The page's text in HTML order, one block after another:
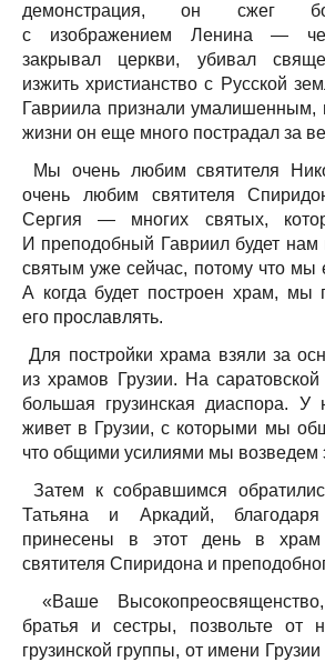
демонстрация, он сжег
с изображением Ленина —
закрывал церкви, убивал
изжить христианство с Русской
Гавриила признали умалишенным,
жизни он еще много пострадал за
Мы очень любим святителя
очень любим святителя
Сергия — многих святых,
И преподобный Гавриил будет нам
святым уже сейчас, потому что мы
А когда будет построен храм, мы
его прославлять.
Для постройки храма взяли за
из храмов Грузии. На
большая грузинская диаспора. У
живет в Грузии, с которыми мы
что общими усилиями мы возведем
Затем к собравшимся
Татьяна и Аркадий,
принесены в этот день в
святителя Спиридона и
«Ваше
братья и сестры, позвольте от
грузинской группы, от имени